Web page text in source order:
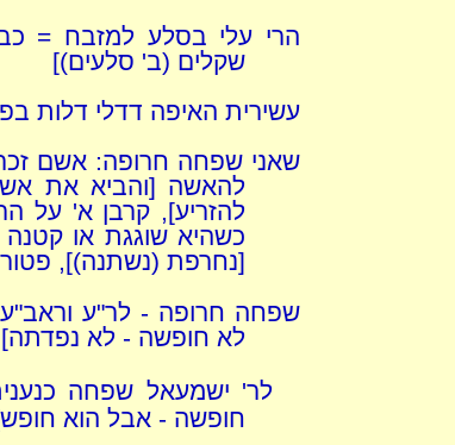
הרי עלי בסלע למזבח =
שקלים (ב' סלעים)]
עשירית האיפה דדלי דלות
שאני שפחה חרופה: אשם
להאשה [והביא את
להזריע], קרבן א' על
כשהיא שוגגת או
[נחרפת (נשתנה)],
שפחה חרופה - לר"ע
לא חופשה - לא
לר' ישמעאל שפחה
חופשה - אבל הוא